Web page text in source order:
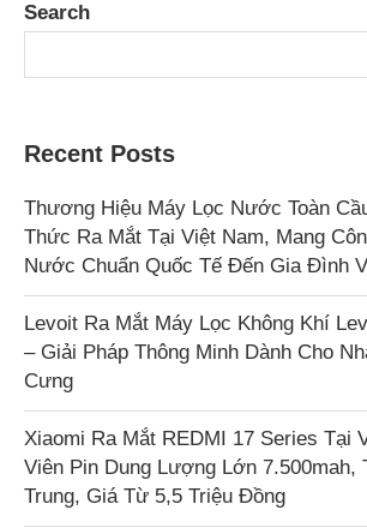
Search
Recent Posts
Thương Hiệu Máy Lọc Nước Toàn
Thức Ra Mắt Tại Việt Nam, Mang
Nước Chuẩn Quốc Tế Đến Gia Đình
Levoit Ra Mắt Máy Lọc Không Khí
– Giải Pháp Thông Minh Dành Cho
Cưng
Xiaomi Ra Mắt REDMI 17 Series Tại
Viên Pin Dung Lượng Lớn 7.500mah,
Trung, Giá Từ 5,5 Triệu Đồng